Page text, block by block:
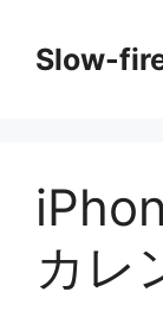
Slow-
カレ